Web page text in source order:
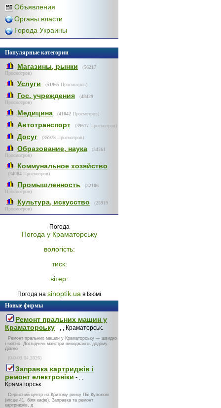
Объявления
Органы власти
Города Украины
Популярные категории
Магазины, рынки (56217
Просмотров)
Услуги (51965 Просмотров)
Гос. учреждения (48429
Просмотров)
Медицина (41042 Просмотров)
Автотранспорт (39617 Просмотров)
Досуг (35978 Просмотров)
Образование, наука (34261
Просмотров)
Коммунальное хозяйство
(34084 Просмотров)
Промышленность (32106
Просмотров)
Культура, искусство (25919
Просмотров)
Погода
Погода у Краматорську
вологість:
тиск:
вітер:
Погода на sinoptik.ua в Ізюмі
Новые фирмы
Ремонт пральних машин у
Краматорську - , , Краматорськ.
Ремонт пральних машин у Краматорську — швидко
і якісно. Досвідчені майстри виїжджають додому.
Діагно
(0-0-03.04.2026)
Заправка картриджів і
ремонт електроніки - , ,
Краматорськ.
Сервісний центр на Критому ринку Під Куполом
(місце 41, біля кафе). Заправка та ремонт
картриджів, д